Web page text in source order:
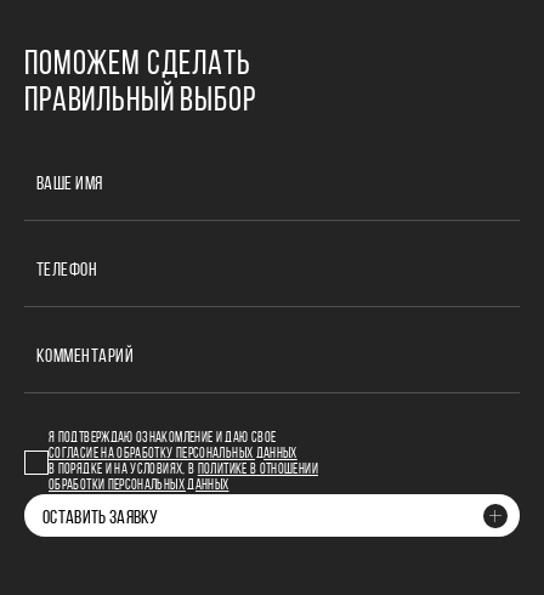
ПОМОЖЕМ СДЕЛАТЬ
ПРАВИЛЬНЫЙ ВЫБОР
ВАШЕ ИМЯ
ТЕЛЕФОН
КОММЕНТАРИЙ
Я ПОДТВЕРЖДАЮ ОЗНАКОМЛЕНИЕ И ДАЮ СВОЕ
СОГЛАСИЕ НА ОБРАБОТКУ ПЕРСОНАЛЬНЫХ ДАННЫХ
В ПОРЯДКЕ И НА УСЛОВИЯХ, В
ПОЛИТИКЕ В ОТНОШЕНИИ
ОБРАБОТКИ ПЕРСОНАЛЬНЫХ ДАННЫХ
ОСТАВИТЬ ЗАЯВКУ